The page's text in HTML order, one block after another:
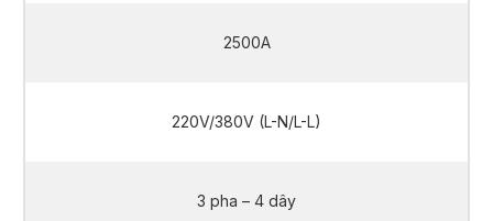
2500A
220V/380V (L-N/L-L)
3 pha – 4 dây